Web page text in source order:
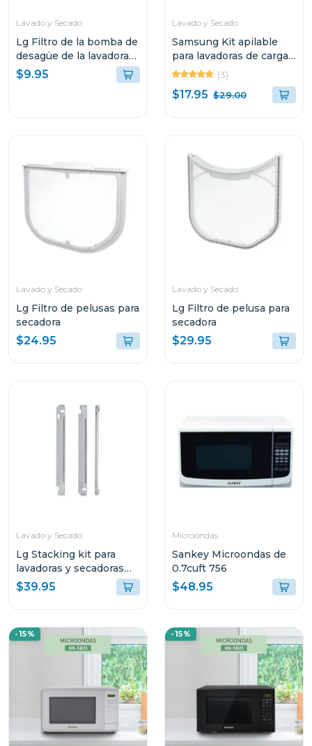
Lavado y Secado
Lg Filtro de la bomba de
desagüe de la lavadora
de carga frontal
$9.95
Lavado y Secado
Samsung Kit apilable
para lavadoras de carga
frontal de 27" de ancho
(3)
$17.95 $29.00
Lavado y Secado
Lg Filtro de pelusas para
secadora
$24.95
Lavado y Secado
Lg Filtro de pelusa para
secadora
$29.95
Lavado y Secado
Lg Stacking kit para
lavadoras y secadoras
tds270
$39.95
Microondas
Sankey Microondas de
0.7cuft 756
$48.95
-15% -15%